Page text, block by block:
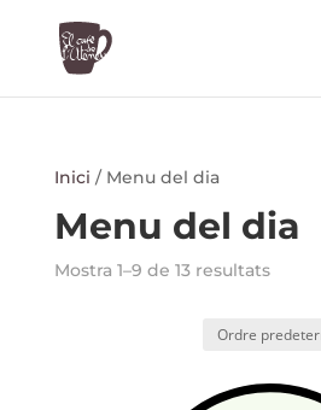
Inici / Menu del dia
Menu del dia
Mostra 1–9 de 13 resultats